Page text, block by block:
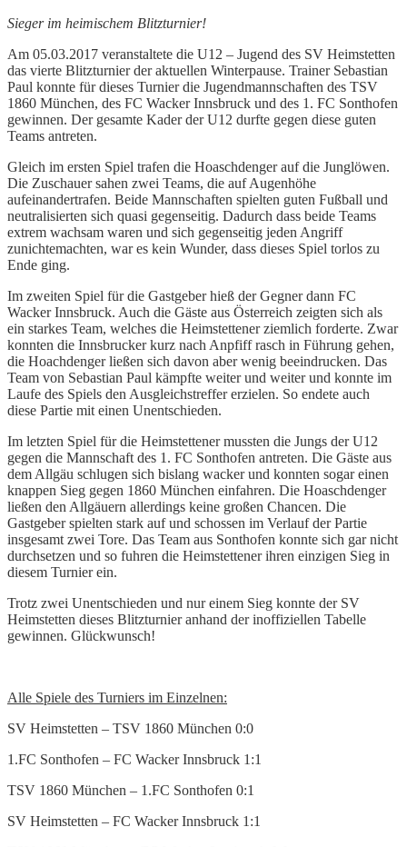
Sieger im heimischem Blitzturnier!
Am 05.03.2017 veranstaltete die U12 – Jugend des SV Heimstetten
das vierte Blitzturnier der aktuellen Winterpause. Trainer Sebastian
Paul konnte für dieses Turnier die Jugendmannschaften des TSV
1860 München, des FC Wacker Innsbruck und des 1. FC Sonthofen
gewinnen. Der gesamte Kader der U12 durfte gegen diese guten
Teams antreten.
Gleich im ersten Spiel trafen die Hoaschdenger auf die Junglöwen.
Die Zuschauer sahen zwei Teams, die auf Augenhöhe
aufeinandertrafen. Beide Mannschaften spielten guten Fußball und
neutralisierten sich quasi gegenseitig. Dadurch dass beide Teams
extrem wachsam waren und sich gegenseitig jeden Angriff
zunichtemachten, war es kein Wunder, dass dieses Spiel torlos zu
Ende ging.
Im zweiten Spiel für die Gastgeber hieß der Gegner dann FC
Wacker Innsbruck. Auch die Gäste aus Österreich zeigten sich als
ein starkes Team, welches die Heimstettener ziemlich forderte. Zwar
konnten die Innsbrucker kurz nach Anpfiff rasch in Führung gehen,
die Hoachdenger ließen sich davon aber wenig beeindrucken. Das
Team von Sebastian Paul kämpfte weiter und weiter und konnte im
Laufe des Spiels den Ausgleichstreffer erzielen. So endete auch
diese Partie mit einen Unentschieden.
Im letzten Spiel für die Heimstettener mussten die Jungs der U12
gegen die Mannschaft des 1. FC Sonthofen antreten. Die Gäste aus
dem Allgäu schlugen sich bislang wacker und konnten sogar einen
knappen Sieg gegen 1860 München einfahren. Die Hoaschdenger
ließen den Allgäuern allerdings keine großen Chancen. Die
Gastgeber spielten stark auf und schossen im Verlauf der Partie
insgesamt zwei Tore. Das Team aus Sonthofen konnte sich gar nicht
durchsetzen und so fuhren die Heimstettener ihren einzigen Sieg in
diesem Turnier ein.
Trotz zwei Unentschieden und nur einem Sieg konnte der SV
Heimstetten dieses Blitzturnier anhand der inoffiziellen Tabelle
gewinnen. Glückwunsch!
Alle Spiele des Turniers im Einzelnen:
SV Heimstetten – TSV 1860 München 0:0
1.FC Sonthofen – FC Wacker Innsbruck 1:1
TSV 1860 München – 1.FC Sonthofen 0:1
SV Heimstetten – FC Wacker Innsbruck 1:1